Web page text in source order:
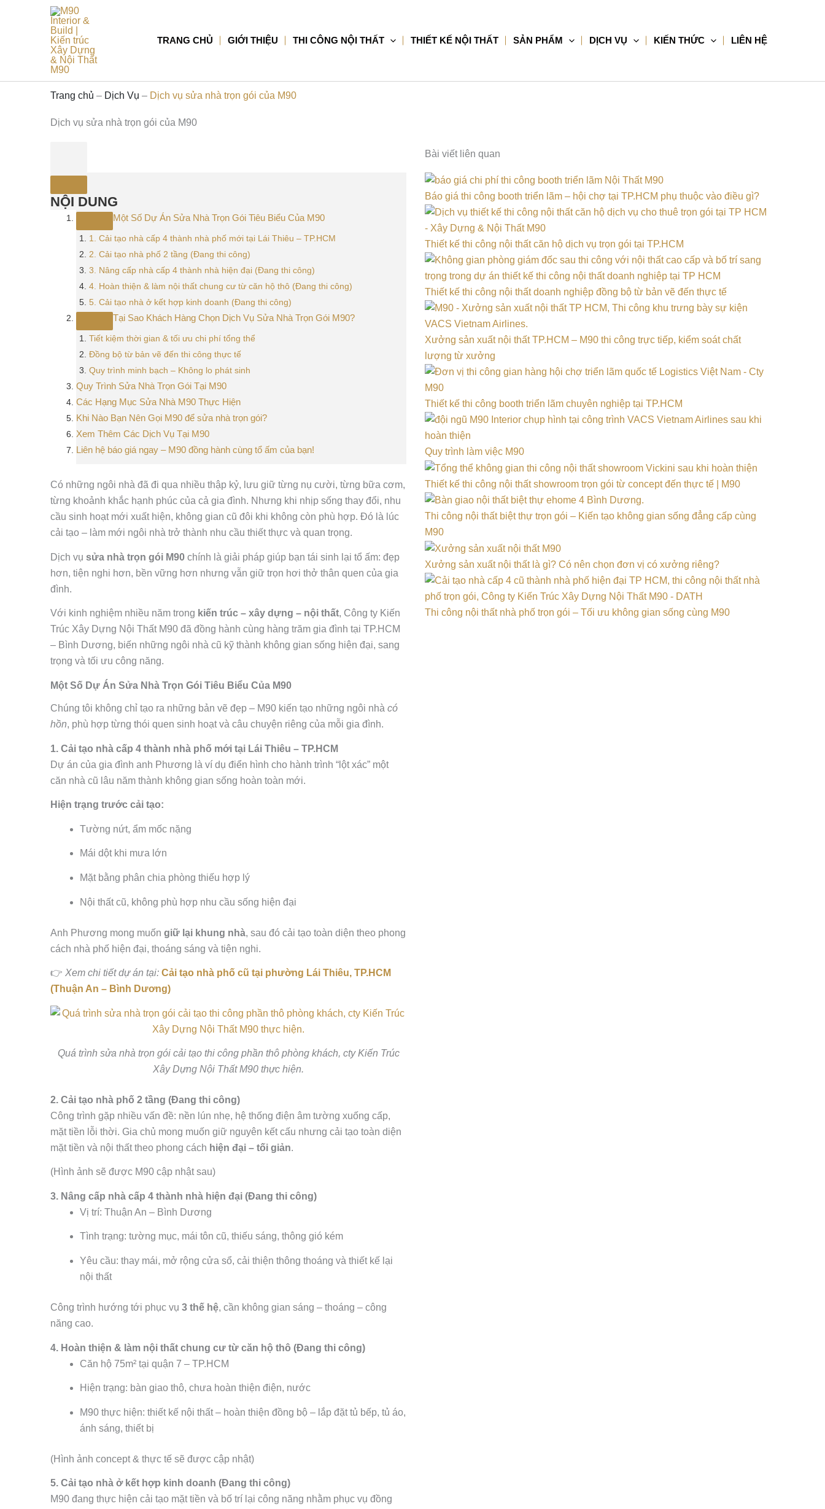
TRANG CHỦ GIỚI THIỆU THI CÔNG NỘI THẤT THIẾT KẾ NỘI THẤT SẢN PHẨM DỊCH VỤ KIẾN THỨC LIÊN HỆ
Trang chủ – Dịch Vụ – Dịch vụ sửa nhà trọn gói của M90
Dịch vụ sửa nhà trọn gói của M90
NỘI DUNG
Một Số Dự Án Sửa Nhà Trọn Gói Tiêu Biểu Của M90
1. Cải tạo nhà cấp 4 thành nhà phố mới tại Lái Thiêu – TP.HCM
2. Cải tạo nhà phố 2 tầng (Đang thi công)
3. Nâng cấp nhà cấp 4 thành nhà hiện đại (Đang thi công)
4. Hoàn thiện & làm nội thất chung cư từ căn hộ thô (Đang thi công)
5. Cải tạo nhà ở kết hợp kinh doanh (Đang thi công)
Tại Sao Khách Hàng Chọn Dịch Vụ Sửa Nhà Trọn Gói M90?
Tiết kiệm thời gian & tối ưu chi phí tổng thể
Đồng bộ từ bản vẽ đến thi công thực tế
Quy trình minh bạch – Không lo phát sinh
Quy Trình Sửa Nhà Trọn Gói Tại M90
Các Hạng Mục Sửa Nhà M90 Thực Hiện
Khi Nào Bạn Nên Gọi M90 để sửa nhà trọn gói?
Xem Thêm Các Dịch Vụ Tại M90
Liên hệ báo giá ngay – M90 đồng hành cùng tổ ấm của bạn!
Có những ngôi nhà đã đi qua nhiều thập kỷ, lưu giữ từng nụ cười, từng bữa cơm,
từng khoảnh khắc hạnh phúc của cả gia đình. Nhưng khi nhịp sống thay đổi, nhu
cầu sinh hoạt mới xuất hiện, không gian cũ đôi khi không còn phù hợp. Đó là lúc
cải tạo – làm mới ngôi nhà trở thành nhu cầu thiết thực và quan trọng.
Dịch vụ sửa nhà trọn gói M90 chính là giải pháp giúp bạn tái sinh lại tổ ấm: đẹp
hơn, tiện nghi hơn, bền vững hơn nhưng vẫn giữ trọn hơi thở thân quen của gia
đình.
Với kinh nghiệm nhiều năm trong kiến trúc – xây dựng – nội thất, Công ty Kiến
Trúc Xây Dựng Nội Thất M90 đã đồng hành cùng hàng trăm gia đình tại TP.HCM
– Bình Dương, biến những ngôi nhà cũ kỹ thành không gian sống hiện đại, sang
trọng và tối ưu công năng.
Một Số Dự Án Sửa Nhà Trọn Gói Tiêu Biểu Của M90
Chúng tôi không chỉ tạo ra những bản vẽ đẹp – M90 kiến tạo những ngôi nhà có
hồn, phù hợp từng thói quen sinh hoạt và câu chuyện riêng của mỗi gia đình.
1. Cải tạo nhà cấp 4 thành nhà phố mới tại Lái Thiêu – TP.HCM
Dự án của gia đình anh Phương là ví dụ điển hình cho hành trình “lột xác” một
căn nhà cũ lâu năm thành không gian sống hoàn toàn mới.
Hiện trạng trước cải tạo:
Tường nứt, ẩm mốc nặng
Mái dột khi mưa lớn
Mặt bằng phân chia phòng thiếu hợp lý
Nội thất cũ, không phù hợp nhu cầu sống hiện đại
Anh Phương mong muốn giữ lại khung nhà, sau đó cải tạo toàn diện theo phong
cách nhà phố hiện đại, thoáng sáng và tiện nghi.
👉 Xem chi tiết dự án tại: Cải tạo nhà phố cũ tại phường Lái Thiêu, TP.HCM
(Thuận An – Bình Dương)
Quá trình sửa nhà trọn gói cải tạo thi công phần thô phòng khách, cty Kiến Trúc
Xây Dựng Nội Thất M90 thực hiện.
2. Cải tạo nhà phố 2 tầng (Đang thi công)
Công trình gặp nhiều vấn đề: nền lún nhẹ, hệ thống điện âm tường xuống cấp,
mặt tiền lỗi thời. Gia chủ mong muốn giữ nguyên kết cấu nhưng cải tạo toàn diện
mặt tiền và nội thất theo phong cách hiện đại – tối giản.
(Hình ảnh sẽ được M90 cập nhật sau)
3. Nâng cấp nhà cấp 4 thành nhà hiện đại (Đang thi công)
Vị trí: Thuận An – Bình Dương
Tình trạng: tường mục, mái tôn cũ, thiếu sáng, thông gió kém
Yêu cầu: thay mái, mở rộng cửa sổ, cải thiện thông thoáng và thiết kế lại
nội thất
Công trình hướng tới phục vụ 3 thế hệ, cần không gian sáng – thoáng – công
năng cao.
4. Hoàn thiện & làm nội thất chung cư từ căn hộ thô (Đang thi công)
Căn hộ 75m² tại quận 7 – TP.HCM
Hiện trạng: bàn giao thô, chưa hoàn thiện điện, nước
M90 thực hiện: thiết kế nội thất – hoàn thiện đồng bộ – lắp đặt tủ bếp, tủ áo,
ánh sáng, thiết bị
(Hình ảnh concept & thực tế sẽ được cập nhật)
5. Cải tạo nhà ở kết hợp kinh doanh (Đang thi công)
M90 đang thực hiện cải tạo mặt tiền và bố trí lại công năng nhằm phục vụ đồng
Bài viết liên quan
Báo giá thi công booth triển lãm – hội chợ tại TP.HCM phụ thuộc vào điều gì?
Thiết kế thi công nội thất căn hộ dịch vụ trọn gói tại TP.HCM
Thiết kế thi công nội thất doanh nghiệp đồng bộ từ bản vẽ đến thực tế
Xưởng sản xuất nội thất TP.HCM – M90 thi công trực tiếp, kiểm soát chất
lượng từ xưởng
Thiết kế thi công booth triển lãm chuyên nghiệp tại TP.HCM
Quy trình làm việc M90
Thiết kế thi công nội thất showroom trọn gói từ concept đến thực tế | M90
Thi công nội thất biệt thự trọn gói – Kiến tạo không gian sống đẳng cấp cùng
M90
Xưởng sản xuất nội thất là gì? Có nên chọn đơn vị có xưởng riêng?
Thi công nội thất nhà phố trọn gói – Tối ưu không gian sống cùng M90